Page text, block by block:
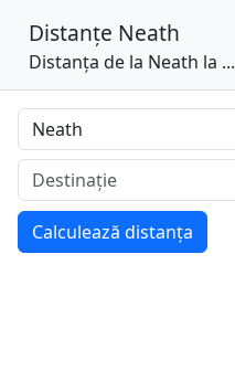
Distanțe Neath
Distanța de la Neath la ...
Calculează distanța